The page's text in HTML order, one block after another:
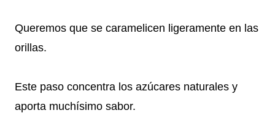
Queremos que se caramelicen ligeramente en las
orillas.
Este paso concentra los azúcares naturales y
aporta muchísimo sabor.